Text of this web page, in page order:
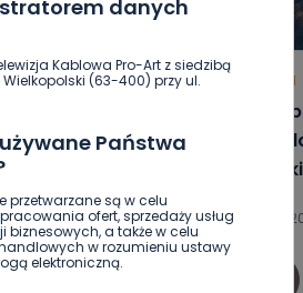
danych
Kablowa Pro-Art z siedzibą
(63-400) przy ul.
Państwa
przetwarzane są w celu
ofert, sprzedaży usług
a także w celu
w rozumieniu ustawy
elektroniczną.
REGION